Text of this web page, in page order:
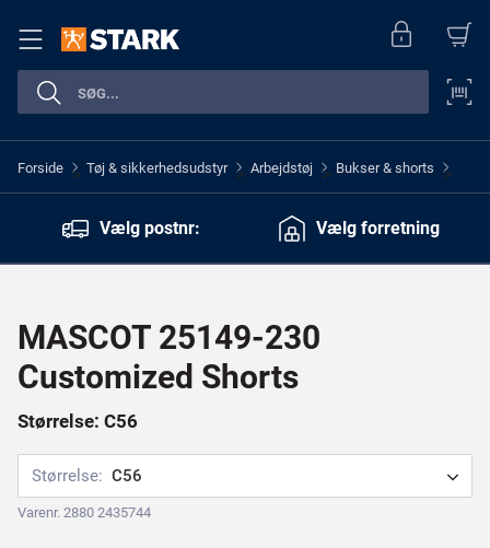
Forside > Tøj & sikkerhedsudstyr > Arbejdstøj > Bukser & shorts >
Vælg postnr: Vælg forretning
MASCOT 25149-230
Customized Shorts
Størrelse: C56
Størrelse: C56
Varenr. 2880 2435744